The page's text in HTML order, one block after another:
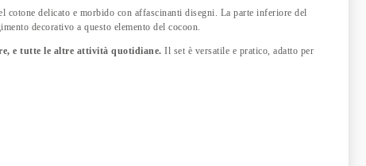
delicato e morbido con affascinanti disegni. La parte inferiore del
decorativo a questo elemento del cocoon.
e tutte le altre attività quotidiane. Il set è versatile e pratico, adatto per